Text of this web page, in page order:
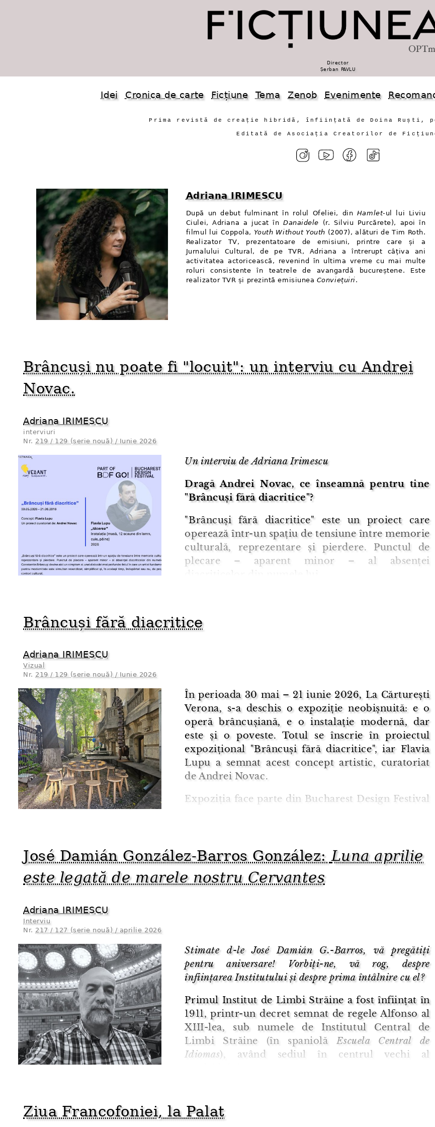
Director
Șerban PAVLU
Idei Cronica de carte Ficțiune Tema Zenob Evenimente
Prima revistă de creație hibridă, înființată de Doina Ruști,
Editată de Asociația Creatorilor de
Adriana IRIMESCU
După un debut fulminant în rolul Ofeliei, din Hamlet-ul lui Liviu
Ciulei, Adriana a jucat înDanaidele (r. Silviu Purcărete), apoi în
filmul lui Coppola, Youth Without Youth (2007), alături de Tim Roth.
Realizator TV, prezentatoare de emisiuni, printre care și a
Jurnalului Cultural, de pe TVR, Adriana a întrerupt câțiva ani
activitatea actoricească, revenind în ultima vreme cu mai multe
roluri consistente în teatrele de avangardă bucureștene. Este
realizator TVR și prezintă emisiunea Conviețuiri .
Brâncuși nu poate fi "locuit": un interviu cu Andrei
Novac.
Adriana IRIMESCU
interviuri
Nr. 219 / 129 (serie nouă) / Iunie 2026
Un interviu de Adriana Irimescu
Dragă Andrei Novac, ce înseamnă pentru tine
"Brâncuși fără diacritice"?
"Brâncuși fără diacritice" este un proiect care
operează într-un spațiu de tensiune între memorie
culturală, reprezentare și pierdere. Punctul de
plecare – aparent minor – al absenței
fundamental pentru modernitate este simultan
Brâncuși fără diacritice
Adriana IRIMESCU
Vizual
Nr. 219 / 129 (serie nouă) / Iunie 2026
În perioada 30 mai – 21 iunie 2026, La Cărturești
Verona, s-a deschis o expoziție neobișnuită: e o
operă brâncușiană, e o instalație modernă, dar
este și o poveste. Totul se înscrie în proiectul
expozițional "Brâncuși fără diacritice", iar Flavia
Lupu a semnat acest concept artistic, curatoriat
de Andrei Novac.
Expoziția face parte din Bucharest Design Festival
absența diacriticelor din numele lui Constantin
Brâncuși, în numeroase contexte inte ...
José Damián González-Barros González:Luna aprilie
este legată de marele nostru Cervantes
Adriana IRIMESCU
Interviu
Nr. 217 / 127 (serie nouă) / aprilie 2026
Stimate d-le José Damián G.-Barros, vă pregătiți
pentru aniversare! Vorbiți-ne, vă rog, despre
înființarea Institutului și despre prima întâlnire cu el?
Primul Institut de Limbi Străine a fost înființat în
1911, printr-un decret semnat de regele Alfonso al
XIII-lea, sub numele de Institutul Central de
Limbi Străine (în spaniolăEscuela Central de
Idiomas), având sediul în centrul vechi al
învățământ de stat deschise tuturor cetățe ...
Ziua Francofoniei, la Palat